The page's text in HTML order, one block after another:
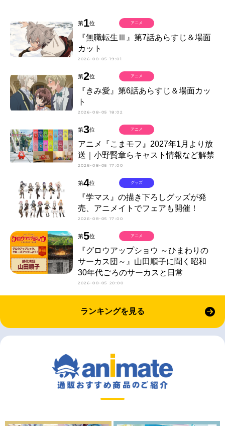
第1位
『無職転生Ⅲ』第7話あらすじ＆場面
カット
2026-08-05 19:01
アニメ
第2位
『きみ愛』第6話あらすじ＆場面カッ
ト
2026-08-05 18:02
アニメ
第3位
アニメ『こまモフ』2027年1月より放
送｜小野賢章らキャスト情報など解禁
2026-08-05 17:00
アニメ
第4位
『学マス』の描き下ろしグッズが発
売、アニメイトでフェアも開催！
2026-08-05 17:00
グッズ
第5位
『グロウアップショウ ～ひまわりの
サーカス団～』山田順子に聞く昭和
30年代ごろのサーカスと日常
2026-08-05 20:00
アニメ
ランキングを見る